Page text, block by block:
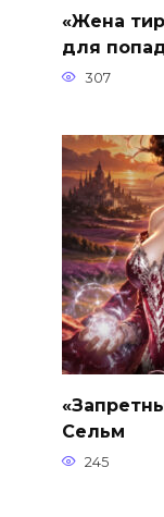
«Жена
для
307
Сельм
245